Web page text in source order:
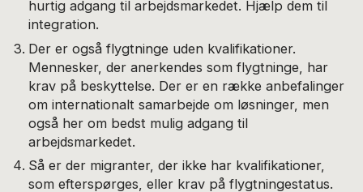
hurtig adgang til arbejdsmarkedet. Hjælp dem til
integration.
Der er også flygtninge uden kvalifikationer.
Mennesker, der anerkendes som flygtninge, har
krav på beskyttelse. Der er en række anbefalinger
om internationalt samarbejde om løsninger, men
også her om bedst mulig adgang til
arbejdsmarkedet.
Så er der migranter, der ikke har kvalifikationer,
som efterspørges, eller krav på flygtningestatus.